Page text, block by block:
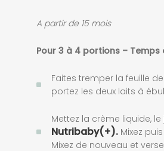
A partir de 15 mois
Pour 3 à 4 portions – Temps
Faites tremper la feuille
portez les deux laits à
Mettez la crème liquide,
Nutribaby(+). Mixez
Mixez de nouveau et